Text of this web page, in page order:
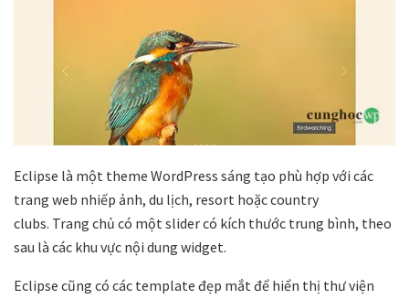
Eclipse là một theme WordPress sáng tạo phù hợp với các
trang web nhiếp ảnh, du lịch, resort hoặc country
clubs. Trang chủ có một slider có kích thước trung bình, theo
sau là các khu vực nội dung widget.
Eclipse cũng có các template đẹp mắt để hiển thị thư viện